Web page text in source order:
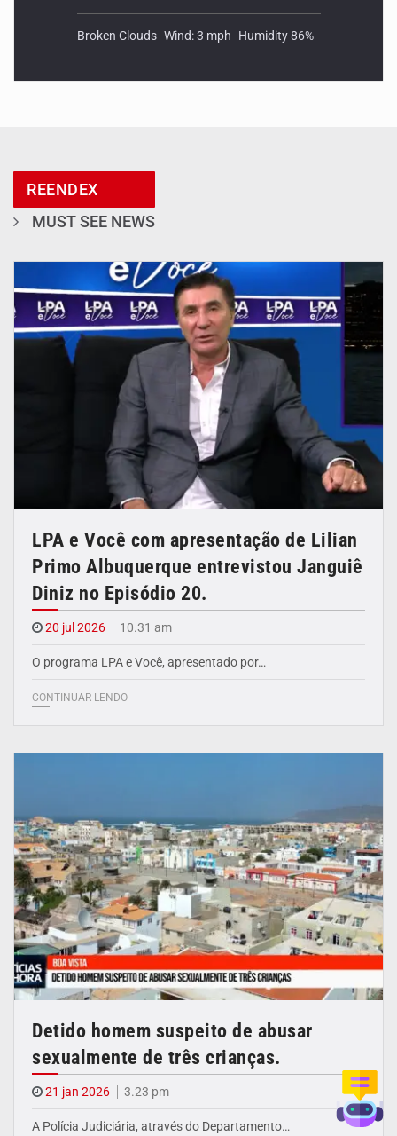
Broken Clouds Wind: 3 mph Humidity 86%
REENDEX
MUST SEE NEWS
LPA e Você com apresentação de Lilian
Primo Albuquerque entrevistou Janguiê
Diniz no Episódio 20.
20 jul 2026 10.31 am
O programa LPA e Você, apresentado por…
CONTINUAR LENDO
Detido homem suspeito de abusar
sexualmente de três crianças.
21 jan 2026 3.23 pm
A Polícia Judiciária, através do Departamento…